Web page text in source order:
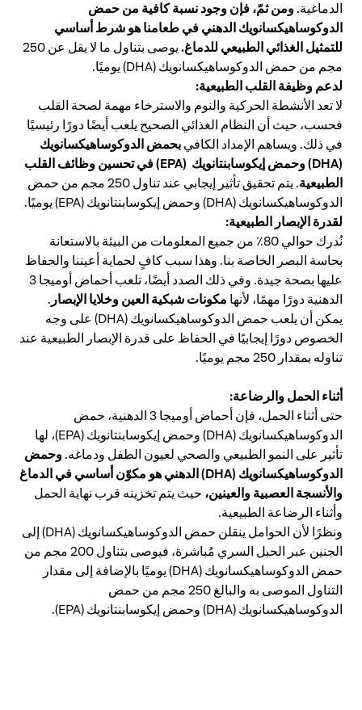
الدماغية. ومن ثمّ، فإن وجود نسبة كافية من حمض
الدوكوساهيكسانويك الدهني في طعامنا هو شرط أساسي
للتمثيل الغذائي الطبيعي للدماغ.
يوصى بتناول ما لا يقل عن 250
مجم من حمض الدوكوساهيكسانويك (DHA) يوميًا.
لدعم وظيفة القلب الطبيعية:
لا تعد الأنشطة الحركية والنوم والاسترخاء مهمة لصحة القلب
فحسب، حيث أن النظام الغذائي الصحيح يلعب أيضًا دورًا رئيسيًا
في ذلك. ويساهم الإمداد الكافي بحمض الدوكوساهيكسانويك
(DHA) وحمض إيكوسابنتانويك (EPA
) في تحسين وظائف القلب
الطبيعية
. يتم تحقيق تأثير إيجابي عند تناول 250 مجم من حمض
الدوكوساهيكسانويك (DHA) وحمض إيكوسابنتانويك (EPA) يوميًا.
لقدرة الإبصار الطبيعية:
نُدرك حوالي 80٪ من جميع المعلومات من البيئة بالاستعانة
بحاسة البصر الخاصة بنا. وهذا سبب كافٍ لحماية أعيننا والحفاظ
عليها بصحة جيدة. وفي ذلك الصدد أيضًا، تلعب أحماض أوميجا 3
الدهنية دورًا مهمًا، لأنها مكونات شبكية العين وخلايا الإبصار .
يمكن أن يلعب حمض الدوكوساهيكسانويك (DHA) على وجه
الخصوص دورًا إيجابيًا في الحفاظ على قدرة الإبصار الطبيعية عند
تناوله بمقدار 250 مجم يوميًا.
أثناء الحمل والرضاعة:
حتى أثناء الحمل، فإن أحماض أوميجا 3 الدهنية، حمض
الدوكوساهيكسانويك (DHA) وحمض إيكوسابنتانويك (EPA)، لها
تأثير على النمو الطبيعي والصحي لعيون الطفل ودماغه. وحمض
الدوكوساهيكسانويك (DHA) الدهني هو مكوّن أساسي في الدماغ
والأنسجة العصبية والعينين، حيث يتم تخزينه قرب نهاية الحمل
وأثناء الرضاعة الطبيعية.
ونظرًا لأن الحوامل ينقلن حمض الدوكوساهيكسانويك (DHA) إلى
الجنين عبر الحبل السري مُباشرة، فيوصى بتناول 200 مجم من
حمض الدوكوساهيكسانويك (DHA) يوميًا بالإضافة إلى مقدار
التناول الموصى به والبالغ 250 مجم من حمض
الدوكوساهيكسانويك (DHA) وحمض إيكوسابنتانويك (EPA).